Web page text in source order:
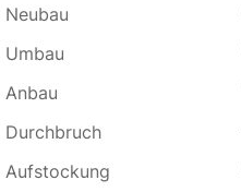
Neubau
Umbau
Anbau
Durchbruch
Aufstockung